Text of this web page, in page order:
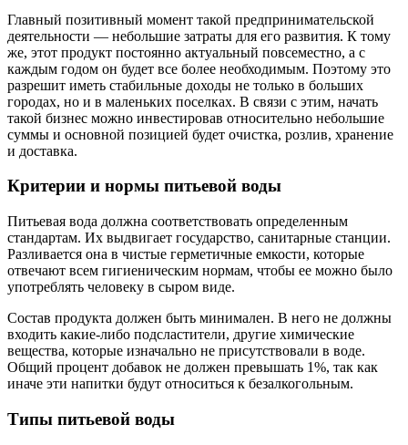
Главный позитивный момент такой предпринимательской
деятельности — небольшие затраты для его развития. К тому
же, этот продукт постоянно актуальный повсеместно, а с
каждым годом он будет все более необходимым. Поэтому это
разрешит иметь стабильные доходы не только в больших
городах, но и в маленьких поселках. В связи с этим, начать
такой бизнес можно инвестировав относительно небольшие
суммы и основной позицией будет очистка, розлив, хранение
и доставка.
Критерии и нормы питьевой воды
Питьевая вода должна соответствовать определенным
стандартам. Их выдвигает государство, санитарные станции.
Разливается она в чистые герметичные емкости, которые
отвечают всем гигиеническим нормам, чтобы ее можно было
употреблять человеку в сыром виде.
Состав продукта должен быть минимален. В него не должны
входить какие-либо подсластители, другие химические
вещества, которые изначально не присутствовали в воде.
Общий процент добавок не должен превышать 1%, так как
иначе эти напитки будут относиться к безалкогольным.
Типы питьевой воды